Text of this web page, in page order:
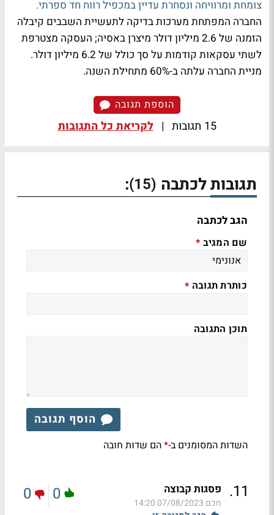
צומחת ומרוויחה ונסחרת עדיין במכפיל רווח חד ספרתי.
החברה המפתחת מערכות בדיקה לתעשיית השבבים קיבלה
הזמנה של 2.6 מיליון דולר מיצרן באסיה; העסקה מצטרפת
לשתי עסקאות קודמות על סך כולל של 6.2 מיליון דולר.
מניית החברה עלתה ב-60% מתחילת השנה.
הוספת תגובה
15 תגובות | לקריאת כל התגובות
תגובות לכתבה (15)
:
הגב לכתבה
שם המגיב *
כותרת תגובה *
תוכן התגובה
הוסף תגובה
השדות המסומנים ב-*הם שדות חובה
11
. פסגות קבוצה
חכם 07/08/2023 14:20
0
0